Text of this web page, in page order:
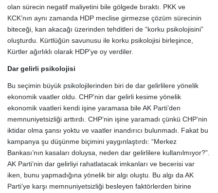
olan sürecin negatif maliyetini bile gölgede bıraktı. PKK ve
KCK’nın aynı zamanda HDP meclise girmezse çözüm sürecinin
biteceği, kan akacağı üzerinden tehditleri de “korku psikolojisini”
oluşturdu. Kürtlüğün savunusu ile korku psikolojisi birleşince,
Kürtler ağırlıklı olarak HDP’ye oy verdiler.
Dar gelirli psikolojisi
Bu seçimin büyük psikolojilerinden biri de dar gelirlilere yönelik
ekonomik vaatler oldu. CHP’nin dar gelirli kesime yönelik
ekonomik vaatleri kendi işine yaramasa bile AK Parti’den
memnuniyetsizliği arttırdı. CHP’nin işine yaramadı çünkü CHP’nin
iktidar olma şansı yoktu ve vaatler inandırıcı bulunmadı. Fakat bu
kampanya şu düşünme biçimini yaygınlaştırdı: “Merkez
Bankası’nın kasaları doluysa, neden dar gelirlilere kullanılmıyor?”.
AK Parti’nin dar gelirliyi rahatlatacak imkanları ve becerisi var
iken, bunu yapmadığına yönelik bir algı oluştu. Bu algı da AK
Parti’ye karşı memnuniyetsizliği besleyen faktörlerden birine